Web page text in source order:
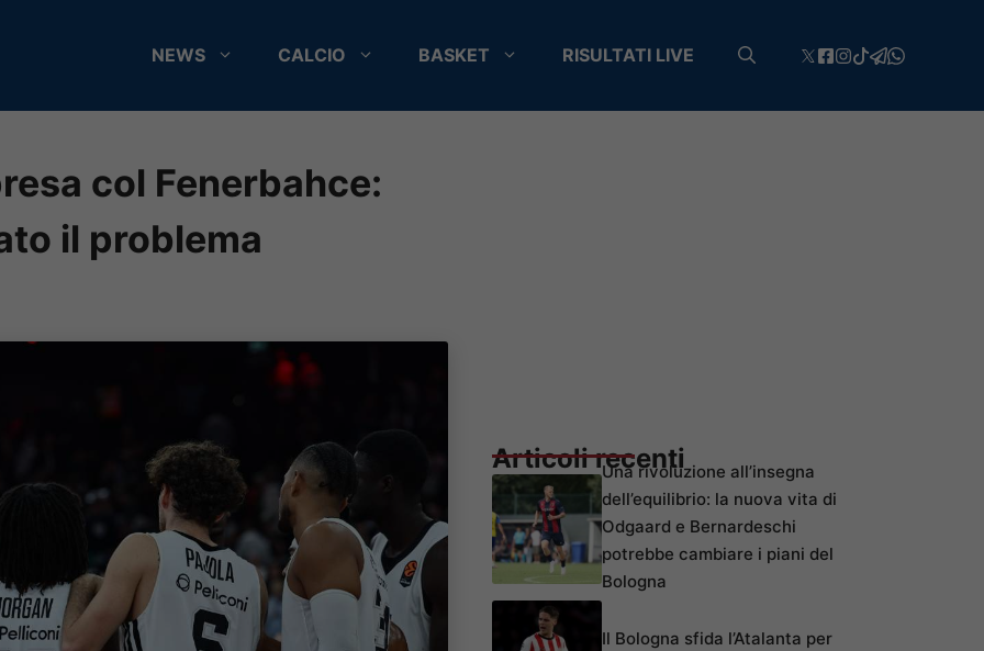
NEWS CALCIO BASKET RISULTATI LIVE
col Fenerbahce:
il problema
Articoli recentiUna rivoluzione all’insegna
dell’equilibrio: la nuova vita di
Odgaard e Bernardeschi
potrebbe cambiare i piani del
Bologna
Il Bologna sfida l’Atalanta per